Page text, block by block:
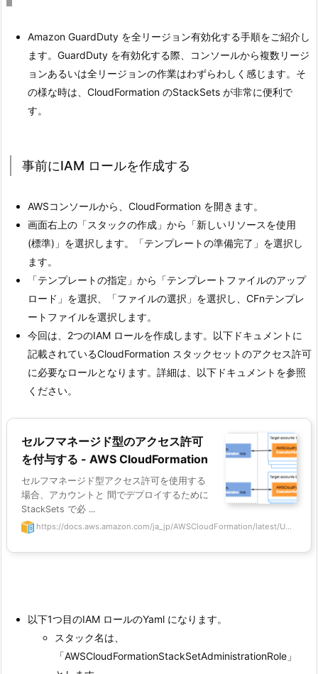
Amazon GuardDuty を全リージョン有効化する手順をご紹介し
ます。GuardDuty を有効化する際、コンソールから複数リージ
ョンあるいは全リージョンの作業はわずらわしく感じます。そ
の様な時は、CloudFormation のStackSets が非常に便利で
す。
事前にIAM ロールを作成する
AWSコンソールから、CloudFormation を開きます。
画面右上の「スタックの作成」から「新しいリソースを使用
(標準)」を選択します。「テンプレートの準備完了」を選択し
ます。
「テンプレートの指定」から「テンプレートファイルのアップ
ロード」を選択、「ファイルの選択」を選択し、CFnテンプレ
ートファイルを選択します。
今回は、2つのIAM ロールを作成します。以下ドキュメントに
記載されているCloudFormation スタックセットのアクセス許可
に必要なロールとなります。詳細は、以下ドキュメントを参照
ください。
セルフマネージド型のアクセス許可
を付与する - AWS CloudFormation
セルフマネージド型アクセス許可を使用する
場合、アカウントと 間でデプロイするために
StackSets で必 ...
https://docs.aws.amazon.com/ja_jp/AWSCloudFormation/latest/U...
以下1つ目のIAM ロールのYaml になります。
スタック名は、
「AWSCloudFormationStackSetAdministrationRole」